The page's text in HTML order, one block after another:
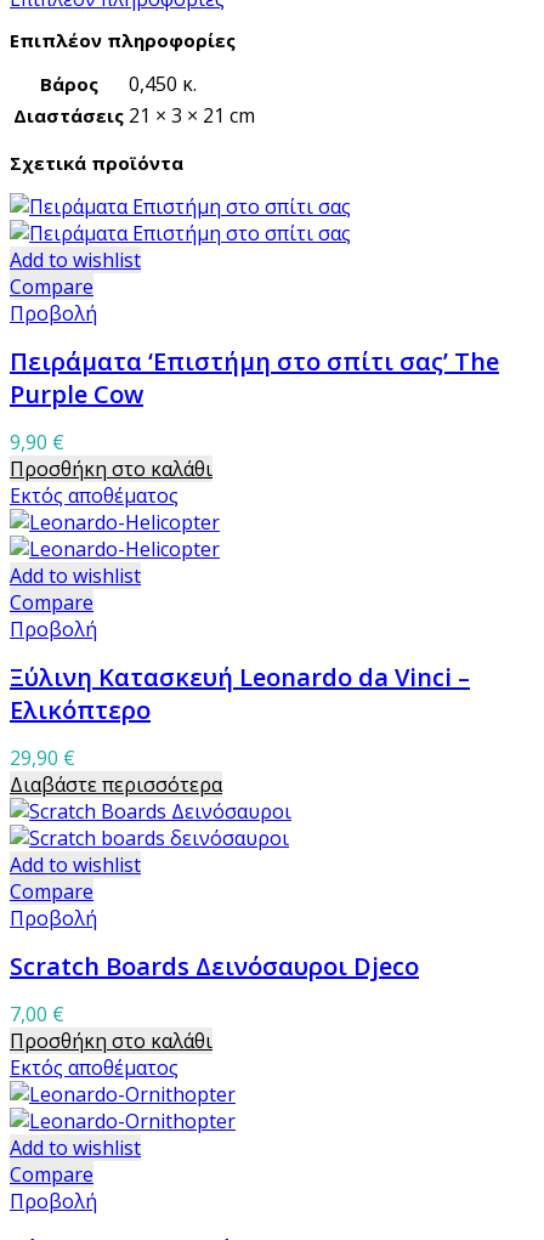
Επιπλέον πληροφορίες
Βάρος
0,450 κ.
Διαστάσεις 21 × 3 × 21 cm
Σχετικά προϊόντα
Add to wishlist
Compare
Προβολή
Πειράματα ‘Επιστήμη στο σπίτι σας’ The
Purple Cow
9,90 €
Προσθήκη στο καλάθι
Εκτός αποθέματος
Add to wishlist
Compare
Προβολή
Ξύλινη Κατασκευή Leonardo da Vinci –
Ελικόπτερο
29,90 €
Διαβάστε περισσότερα
Add to wishlist
Compare
Προβολή
Scratch Boards Δεινόσαυροι Djeco
7,00 €
Προσθήκη στο καλάθι
Εκτός αποθέματος
Add to wishlist
Compare
Προβολή